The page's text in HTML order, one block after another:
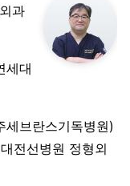
과
세대
브란스기독병원)
전선병원 정형외